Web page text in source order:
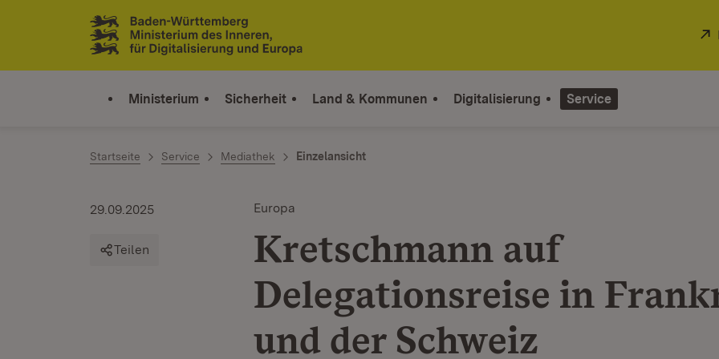
Zum Inhalt springen
Link zur Startseite
Ministerium Sicherheit Land & Kommunen Digitalisierung Service
Startseite Service Mediathek Einzelansicht
Europa
Kretschmann auf
Delegationsreise in
und der Schweiz
29.09.2025
Teilen